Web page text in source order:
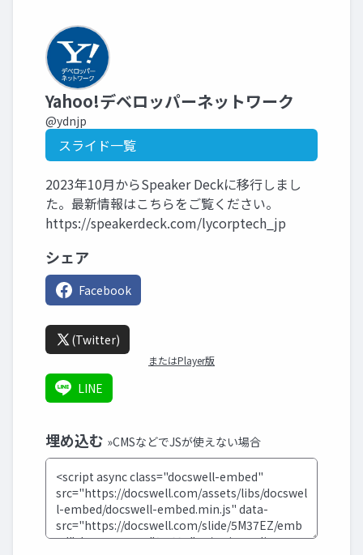
Yahoo!デベロッパーネットワーク
@ydnjp
スライド一覧
2023年10月からSpeaker Deckに移行しまし
た。最新情報はこちらをご覧ください。
https://speakerdeck.com/lycorptech_jp
シェア
Facebook
(Twitter)
またはPlayer版
LINE
埋め込む »CMSなどでJSが使えない場合